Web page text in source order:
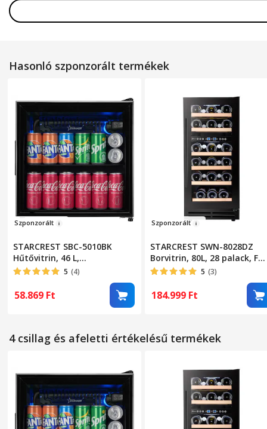
Magasság
Hasonló szponzorált termékek
Szponzorált
STARCREST SBC-5010BK
Hűtővitrin, 46 L,
Hőmérsékletszabályozás,
Üvegajtó, Magasság 48, 8
cm, Fekete
5 (4)
58.869 Ft
Szponzorált
STARCREST SWN-8028DZ
Borvitrin, 80L, 28 palack, F
osztály, Bükkfa polcok,
Elektronikus vezérlés,
2 hűtőzóna, LED belső
világítás, Magasság 85,5
5 (3)
184.999 Ft
4 csillag és afeletti értékelésű termékek